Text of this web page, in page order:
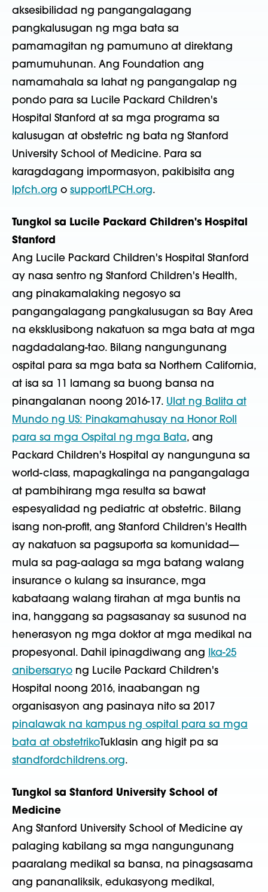
aksesibilidad ng pangangalagang
pangkalusugan ng mga bata sa
pamamagitan ng pamumuno at direktang
pamumuhunan. Ang Foundation ang
namamahala sa lahat ng pangangalap ng
pondo para sa Lucile Packard Children's
Hospital Stanford at sa mga programa sa
kalusugan at obstetric ng bata ng Stanford
University School of Medicine. Para sa
karagdagang impormasyon, pakibisita ang
lpfch.org o supportLPCH.org.
Tungkol sa Lucile Packard Children's Hospital
Stanford
Ang Lucile Packard Children's Hospital Stanford
ay nasa sentro ng Stanford Children's Health,
ang pinakamalaking negosyo sa
pangangalagang pangkalusugan sa Bay Area
na eksklusibong nakatuon sa mga bata at mga
nagdadalang-tao. Bilang nangungunang
ospital para sa mga bata sa Northern California,
at isa sa 11 lamang sa buong bansa na
pinangalanan noong 2016-17. Ulat ng Balita at
Mundo ng US: Pinakamahusay na Honor Roll
para sa mga Ospital ng mga Bata, ang
Packard Children's Hospital ay nangunguna sa
world-class, mapagkalinga na pangangalaga
at pambihirang mga resulta sa bawat
espesyalidad ng pediatric at obstetric. Bilang
isang non-profit, ang Stanford Children's Health
ay nakatuon sa pagsuporta sa komunidad—
mula sa pag-aalaga sa mga batang walang
insurance o kulang sa insurance, mga
kabataang walang tirahan at mga buntis na
ina, hanggang sa pagsasanay sa susunod na
henerasyon ng mga doktor at mga medikal na
propesyonal. Dahil ipinagdiwang ang
Ika-25
anibersaryo ng Lucile Packard Children's
Hospital noong 2016, inaabangan ng
organisasyon ang pasinaya nito sa 2017
pinalawak na kampus ng ospital para sa mga
bata at obstetriko Tuklasin ang higit pa sa
standfordchildrens.org.
Tungkol sa Stanford University School of
Medicine
Ang Stanford University School of Medicine ay
palaging kabilang sa mga nangungunang
paaralang medikal sa bansa, na pinagsasama
ang pananaliksik, edukasyong medikal,